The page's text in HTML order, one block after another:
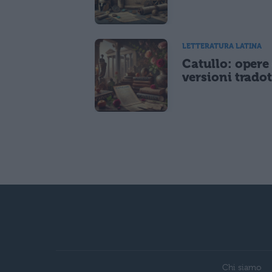
LETTERATURA LATINA
Catullo: opere
versioni
Chi siamo